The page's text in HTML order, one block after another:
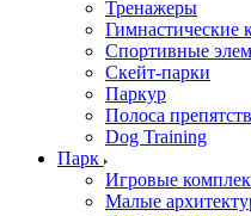
Тренажеры
Гимнастические
Спортивные
Скейт-парки
Паркур
Полоса
Dog Training
Парк
Игровые
Малые